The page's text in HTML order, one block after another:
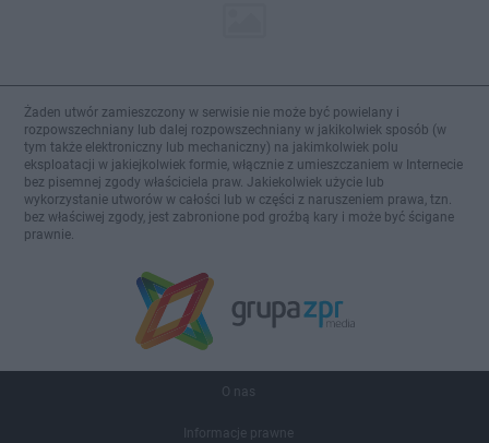
Żaden utwór zamieszczony w serwisie nie może być powielany i
rozpowszechniany lub dalej rozpowszechniany w jakikolwiek sposób (w
tym także elektroniczny lub mechaniczny) na jakimkolwiek polu
eksploatacji w jakiejkolwiek formie, włącznie z umieszczaniem w Internecie
bez pisemnej zgody właściciela praw. Jakiekolwiek użycie lub
wykorzystanie utworów w całości lub w części z naruszeniem prawa, tzn.
bez właściwej zgody, jest zabronione pod groźbą kary i może być ścigane
prawnie.
O nas
Informacje prawne